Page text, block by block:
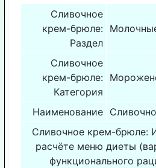
Сливочное
крем-брюле:
Раздел
Сливочное
крем-брюле:
Категория
Наименование
Сливочное крем-брюле:
расчёте меню диеты
функционального